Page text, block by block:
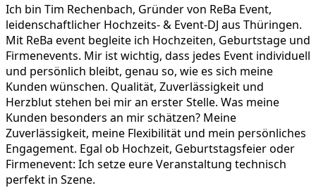
Ich bin Tim Rechenbach, Gründer von ReBa Event,
leidenschaftlicher Hochzeits- & Event-DJ aus Thüringen.
Mit ReBa event begleite ich Hochzeiten, Geburtstage und
Firmenevents. Mir ist wichtig, dass jedes Event individuell
und persönlich bleibt, genau so, wie es sich meine
Kunden wünschen. Qualität, Zuverlässigkeit und
Herzblut stehen bei mir an erster Stelle. Was meine
Kunden besonders an mir schätzen? Meine
Zuverlässigkeit, meine Flexibilität und mein persönliches
Engagement. Egal ob Hochzeit, Geburtstagsfeier oder
Firmenevent: Ich setze eure Veranstaltung technisch
perfekt in Szene.